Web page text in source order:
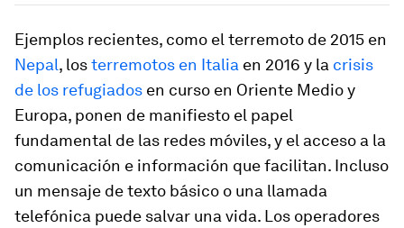
Ejemplos recientes, como el terremoto de 2015 en
Nepal, losterremotos en Italia en 2016 y la crisis
de los refugiados en curso en Oriente Medio y
Europa, ponen de manifiesto el papel
fundamental de las redes móviles, y el acceso a la
comunicación e información que facilitan. Incluso
un mensaje de texto básico o una llamada
telefónica puede salvar una vida. Los operadores